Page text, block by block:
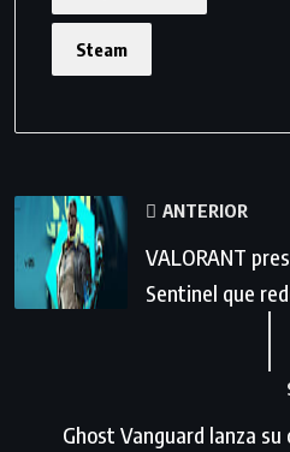
Steam
ANTERIOR
VALORANT
Sentinel que
Ghost Vanguard lanza su